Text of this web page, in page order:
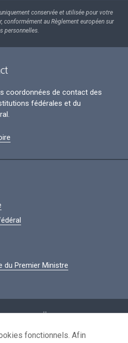
conservée et utilisée pour votre
conformément au Règlement européen sur
personnelles.
coordonnées de contact des
fédérales et du
du Premier Ministre
personnelles
de réutilisation
fonctionnels. Afin